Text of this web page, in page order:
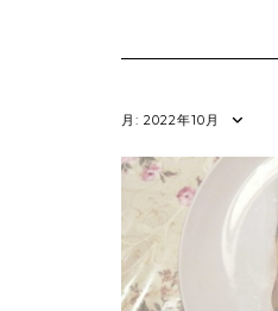
月: 2022年10月